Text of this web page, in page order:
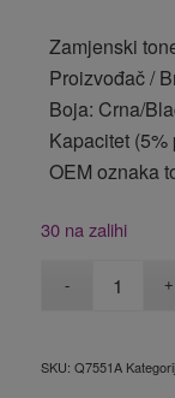
Zamjenski
Proizvođač /
Boja: Crna/
Kapacitet (5%
OEM oznaka
30 na zalihi
SKU: Q7551A